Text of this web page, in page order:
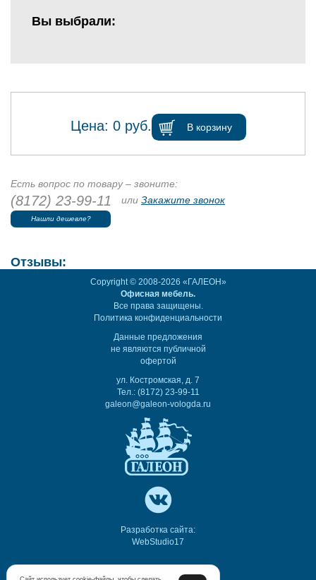
Вы выбрали:
Цена: 0руб. В корзину
Есть вопрос по товару – звоните:
(8172) 23-99-11 или Закажите звонок
Нашли дешевле?
Отзывы:
Copyright © 2008-2026 «ГАЛЕОН»
Офисная мебель.
Все права защищены.
Политика конфиденциальности
Данные предложения
не являются публичной
офертой
ул. Костромская, д. 7
Тел.: (8172) 23-99-11
galeon@galeon-vologda.ru
Разработка сайта:
WebStudio17